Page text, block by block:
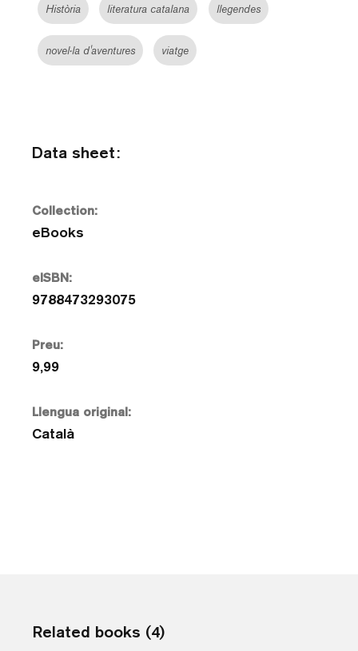
Història literatura catalana llegendes
novel·la d'aventures viatge
Data sheet:
Collection:
eBooks
eISBN:
9788473293075
Preu:
9,99
Llengua original:
Català
Related books (4)